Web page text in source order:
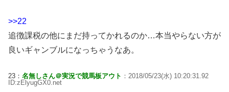
>>22
追徴課税の他にまだ持ってかれるのか…本当やらない方が
良いギャンブルになっちゃうなあ。
23： 名無しさん＠実況で競馬板アウト ：2018/05/23(水) 10:20:31.92
ID:zElyugGX0.net